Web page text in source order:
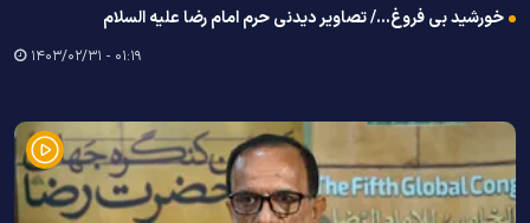
خورشید بی فروغ.../ تصاویر دیدنی حرم امام رضا علیه السلام
۰۱:۱۹ - ۱۴۰۳/۰۲/۳۱